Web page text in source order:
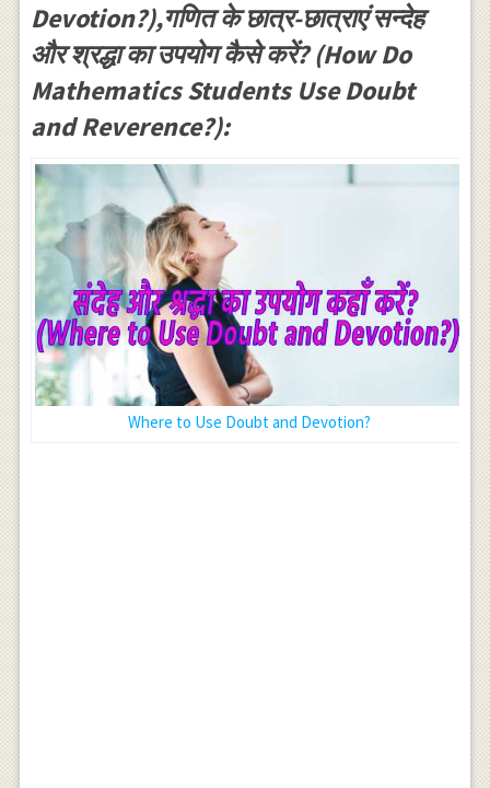
Devotion?),गणित के छात्र-छात्राएं सन्देह
और श्रद्धा का उपयोग कैसे करें? (How Do
Mathematics Students Use Doubt
and Reverence?):
Where to Use Doubt and Devotion?